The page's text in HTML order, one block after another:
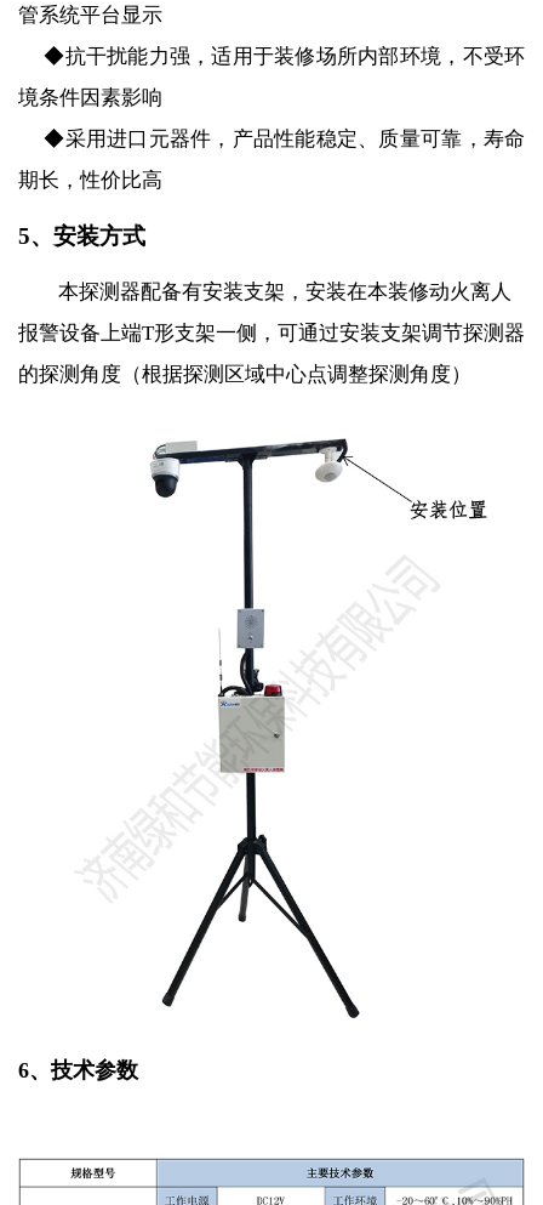
管系统平台显示
◆抗干扰能力强，适用于装修场所内部环境，不受环
境条件因素影响
◆采用进口元器件，产品性能稳定、质量可靠，寿命
期长，性价比高
5、 安装方式
本探测器配备有安装支架，安装在本装修动火离人
报警设备上端T形支架一侧，可通过安装支架调节探测器
的探测角度（根据探测区域中心点调整探测角度）
6、技术参数